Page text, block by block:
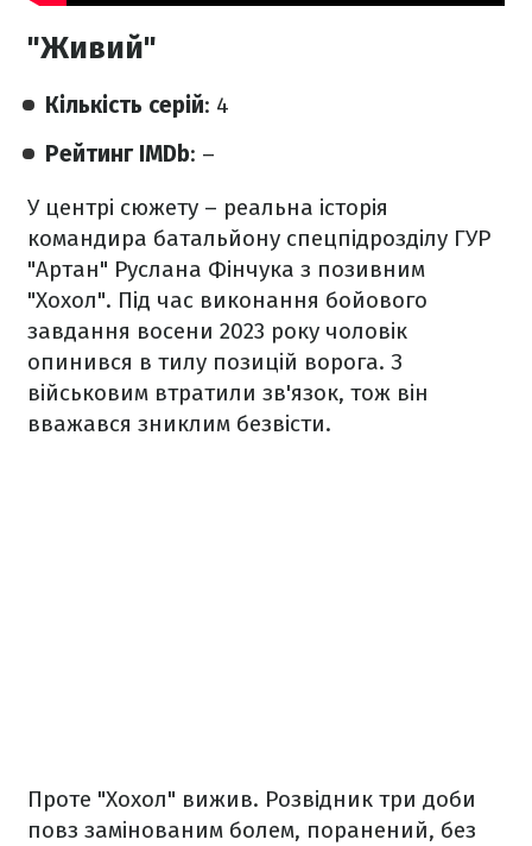
"Живий"
Кількість серій: 4
Рейтинг IMDb: –
У центрі сюжету – реальна історія
командира батальйону спецпідрозділу ГУР
"Артан" Руслана Фінчука з позивним
"Хохол". Під час виконання бойового
завдання восени 2023 року чоловік
опинився в тилу позицій ворога. З
військовим втратили зв'язок, тож він
вважався зниклим безвісти.
Проте "Хохол" вижив. Розвідник три доби
повз замінованим болем, поранений, без